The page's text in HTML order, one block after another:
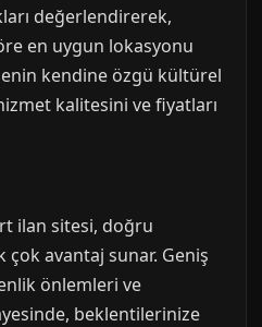
değerlendirerek,
en uygun lokasyonu
kendine özgü kültürel
kalitesini ve fiyatları
ilan sitesi, doğru
çok avantaj sunar. Geniş
önlemleri ve
beklentilerinize